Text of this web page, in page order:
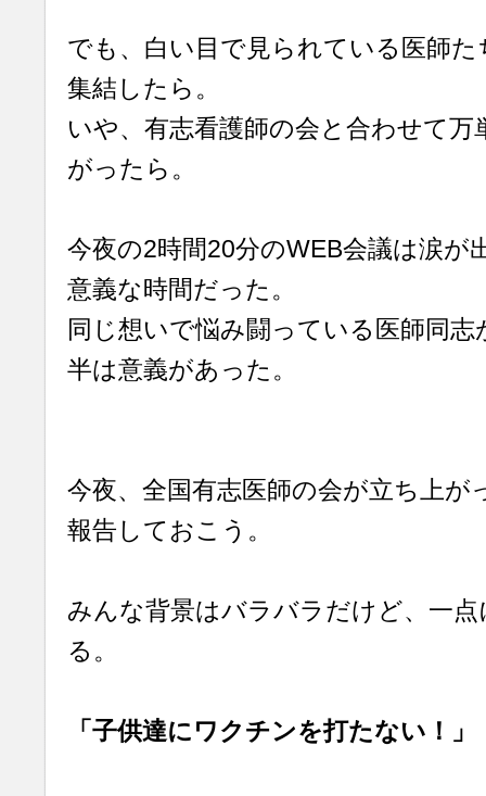
でも、白い目で見られている医師た
集結したら。
いや、有志看護師の会と合わせて万
がったら。
今夜の2時間20分のWEB会議は涙が
意義な時間だった。
同じ想いで悩み闘っている医師同志
半は意義があった。
今夜、全国有志医師の会が立ち上が
報告しておこう。
みんな背景はバラバラだけど、一
る。
「子供達にワクチンを打たない！」